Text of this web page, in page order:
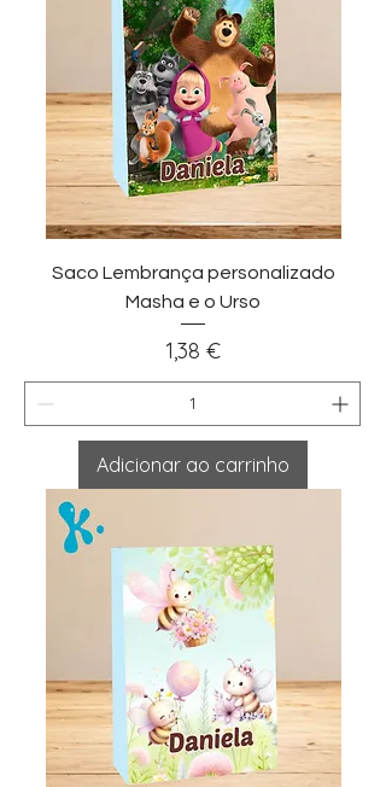
Saco Lembrança personalizado
Masha e o Urso
Preço
1,38 €
Adicionar ao carrinho